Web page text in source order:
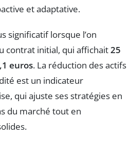
et adaptative.
significatif lorsque l’on
contrat initial, qui affichait25
euros. La réduction des actifs
est un indicateur
qui ajuste ses stratégies en
du marché tout en